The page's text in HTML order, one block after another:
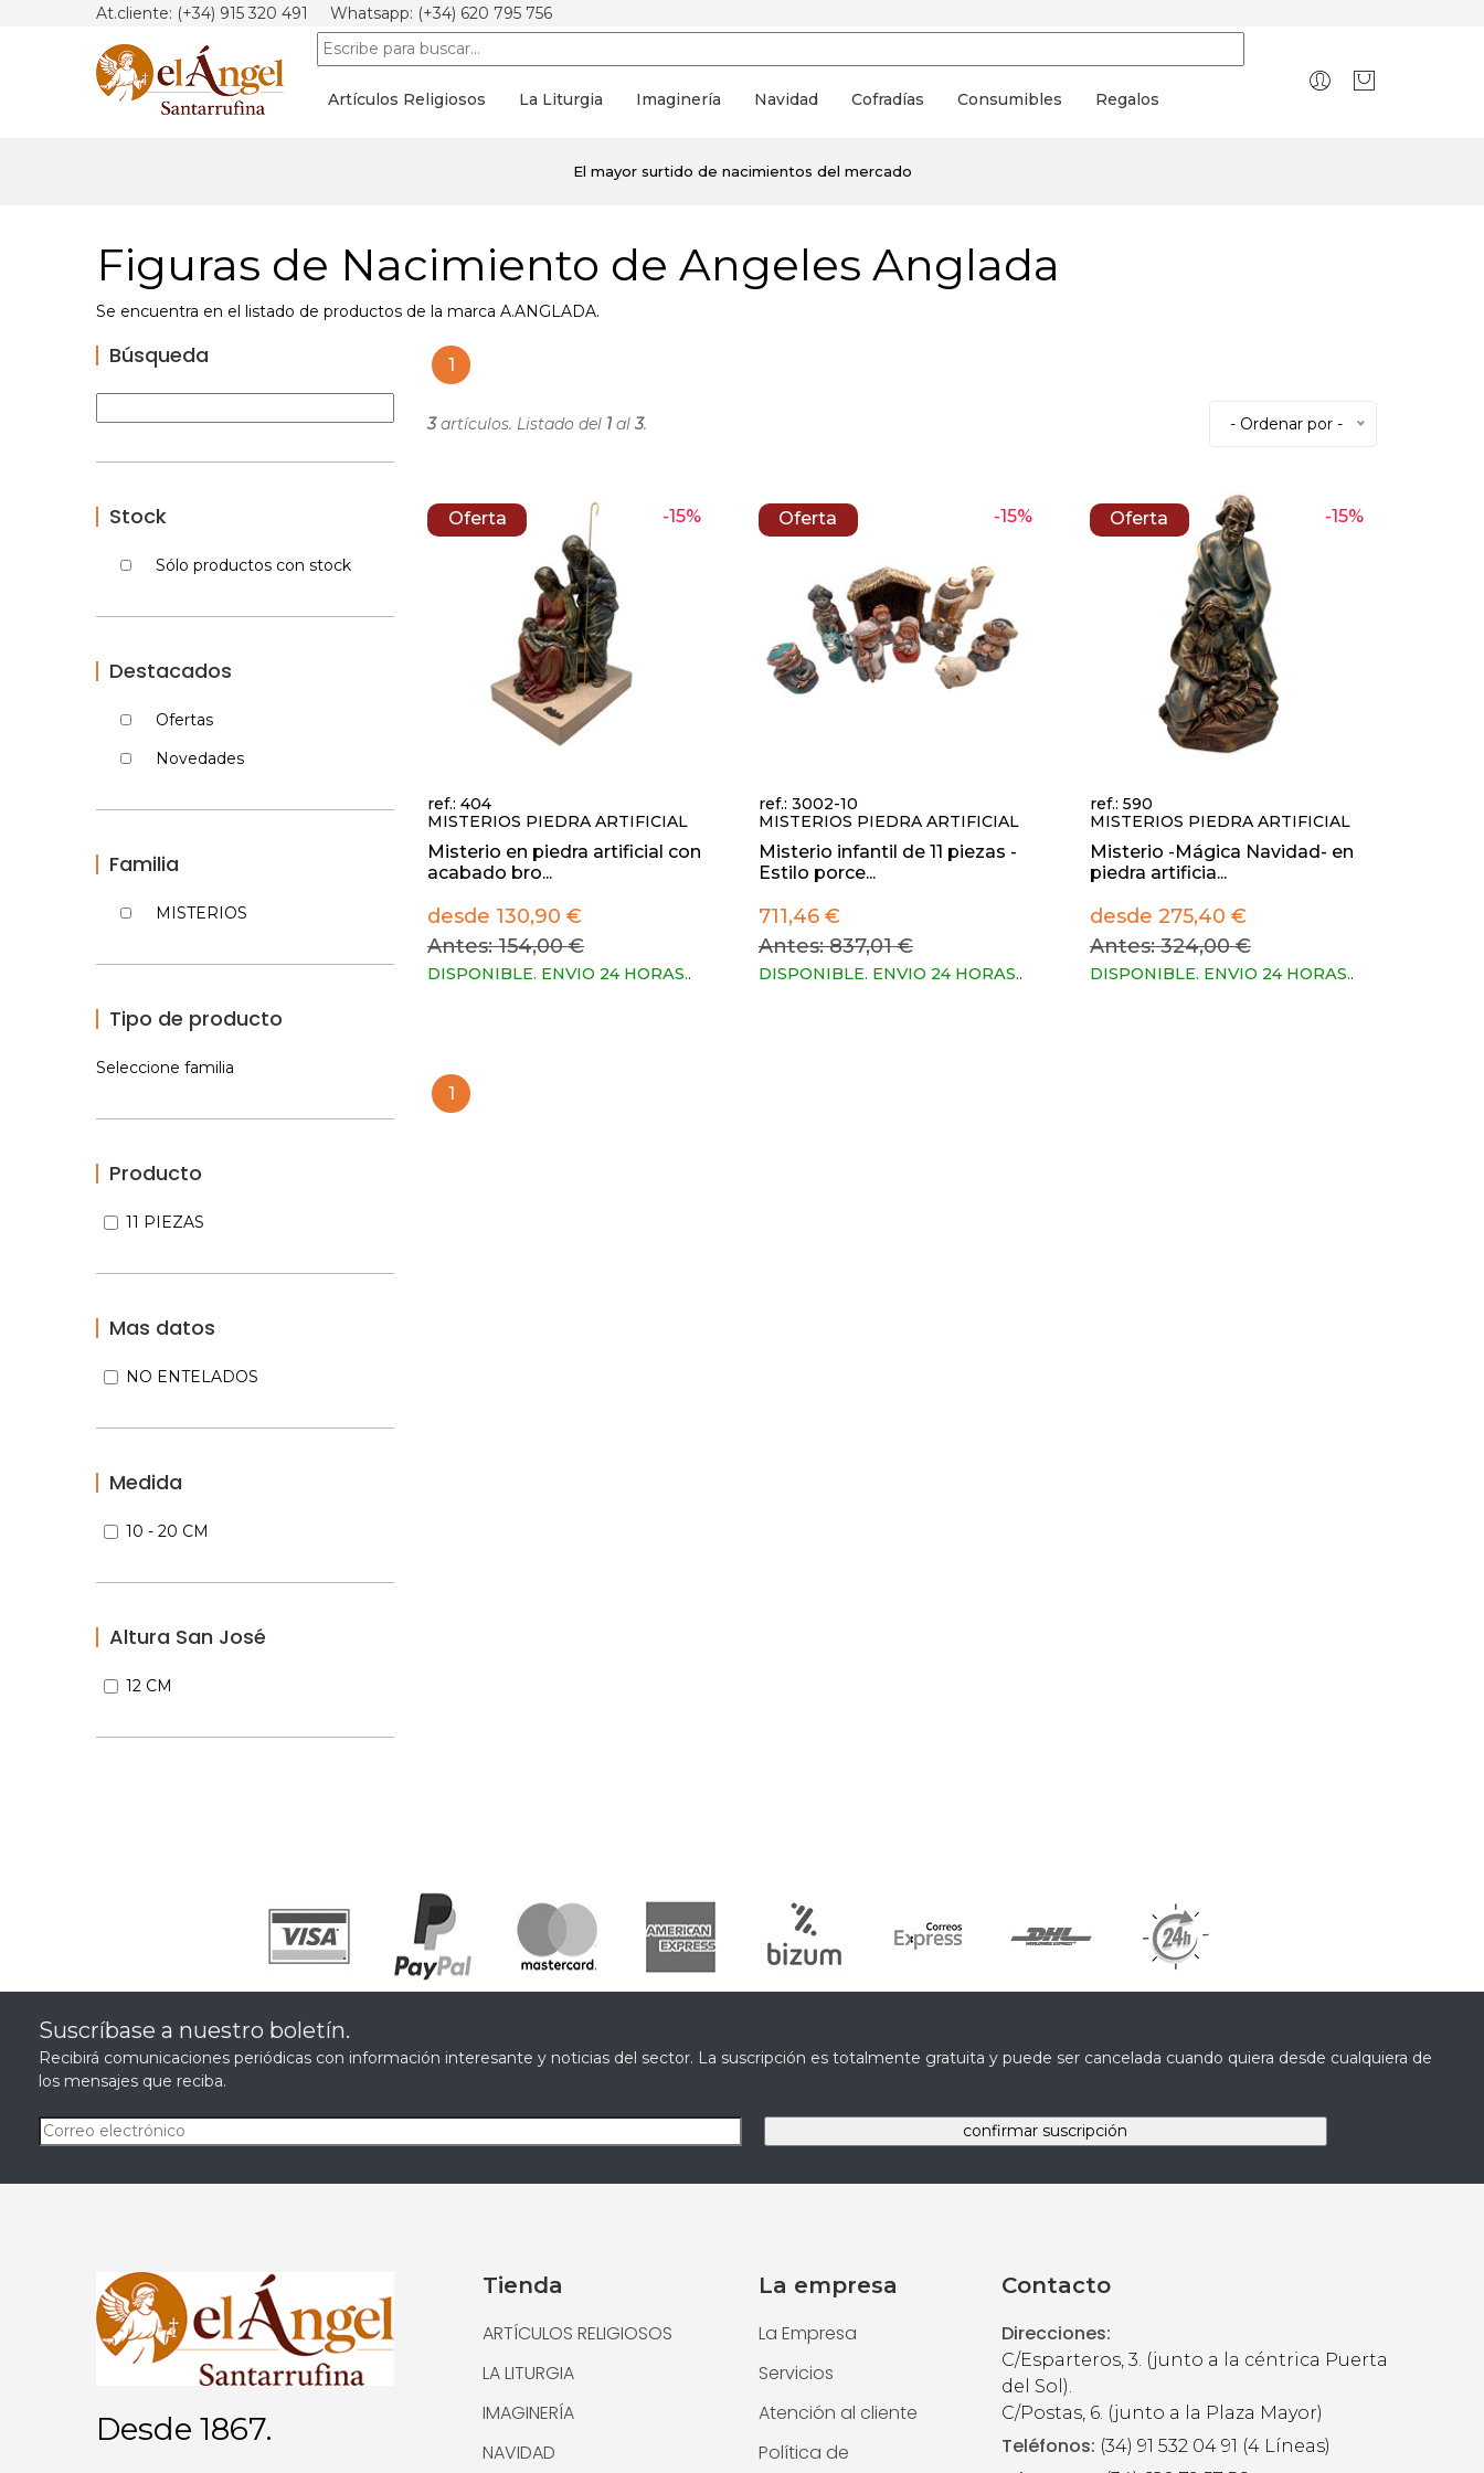
At.cliente: (+34) 915 320 491 Whatsapp: (+34) 620 795 756
Artículos Religiosos La Liturgia Imaginería Navidad Cofradías Consumibles Regalos
El mayor surtido de nacimientos del mercado
Figuras de Nacimiento de Angeles Anglada
Se encuentra en el listado de productos de la marca A.ANGLADA.
Búsqueda
Stock
Sólo productos con stock
Destacados
Ofertas
Novedades
Familia
MISTERIOS
Tipo de producto
Seleccione familia
Producto
11 PIEZAS
Mas datos
NO ENTELADOS
Medida
10 - 20 CM
Altura San José
12 CM
1
3artículos. Listado del 1 al3. - Ordenar por -
-15%
Oferta
ref.: 404
MISTERIOS PIEDRA ARTIFICIAL
Misterio en piedra artificial con
acabado bro...
desde 130,90 €
Antes: 154,00 €
DISPONIBLE. ENVIO 24 HORAS..
-15%
Oferta
ref.: 3002-10
MISTERIOS PIEDRA ARTIFICIAL
Misterio infantil de 11 piezas -
Estilo porce...
711,46 €
Antes: 837,01 €
DISPONIBLE. ENVIO 24 HORAS..
-15%
Oferta
ref.: 590
MISTERIOS PIEDRA ARTIFICIAL
Misterio -Mágica Navidad- en
piedra artificia...
desde 275,40 €
Antes: 324,00 €
DISPONIBLE. ENVIO 24 HORAS..
1
Suscríbase a nuestro boletín.
Recibirá comunicaciones periódicas con información interesante y noticias del sector. La suscripción es totalmente gratuita y puede ser cancelada cuando quiera desde cualquiera de
los mensajes que reciba.
Desde 1867.
Tienda
ARTÍCULOS RELIGIOSOS
LA LITURGIA
IMAGINERÍA
NAVIDAD
La empresa
La Empresa
Servicios
Atención al cliente
Política de
Contacto
Direcciones:
C/Esparteros, 3. (junto a la céntrica Puerta
del Sol).
C/Postas, 6. (junto a la Plaza Mayor)
Teléfonos: (34) 91 532 04 91 (4 Líneas)